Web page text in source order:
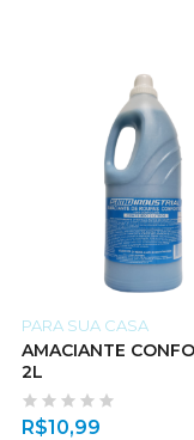
PARA SUA CASA
AMACIANTE
2L
R$10,99